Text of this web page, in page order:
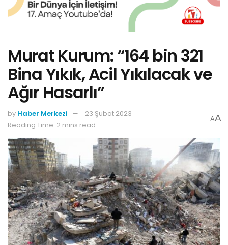
Murat Kurum: “164 bin 321
Bina Yıkık, Acil Yıkılacak ve
Ağır Hasarlı”
by Haber Merkezi
23 Şubat 2023
Reading Time: 2 mins read
AA